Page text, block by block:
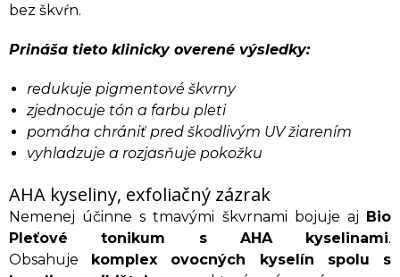
bez škvŕn.
Prináša tieto klinicky overené výsledky:
redukuje pigmentové škvrny
zjednocuje tón a farbu pleti
pomáha chrániť pred škodlivým UV žiarením
vyhladzuje a rozjasňuje pokožku
AHA kyseliny, exfoliačný zázrak
Nemenej účinne s tmavými škvrnami bojuje aj Bio
Pleťové tonikum s AHA kyselinami.
Obsahuje komplex ovocných kyselín spolu s